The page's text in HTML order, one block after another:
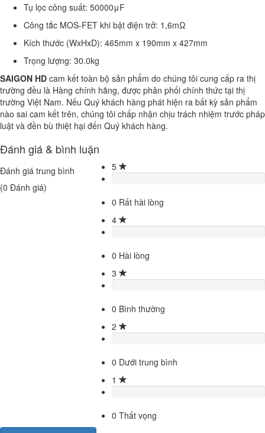
Tụ lọc công suất: 50000μF
Công tắc MOS-FET khi bật điện trở: 1,6mΩ
Kích thước (WxHxD): 465mm x 190mm x 427mm
Trọng lượng: 30.0kg
SAIGON HD cam kết toàn bộ sản phẩm do chúng tôi cung cấp ra thị
trường đều là Hàng chính hãng, được phân phối chính thức tại thị
trường Việt Nam. Nếu Quý khách hàng phát hiện ra bất kỳ sản phẩm
nào sai cam kết trên, chúng tôi chấp nhận chịu trách nhiệm trước pháp
luật và đền bù thiệt hại đến Quý khách hàng.
Đánh giá & bình luận
Đánh giá trung bình
(0 Đánh giá)
5
0 Rất hài lòng
4
0 Hài lòng
3
0 Bình thường
2
0 Dưới trung bình
1
0 Thất vọng